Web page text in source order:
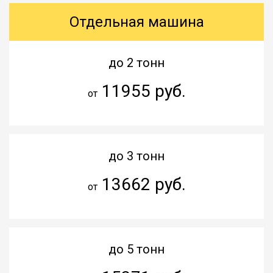
Отдельная машина
до 2 тонн
от11955 руб.
до 3 тонн
от13662 руб.
до 5 тонн